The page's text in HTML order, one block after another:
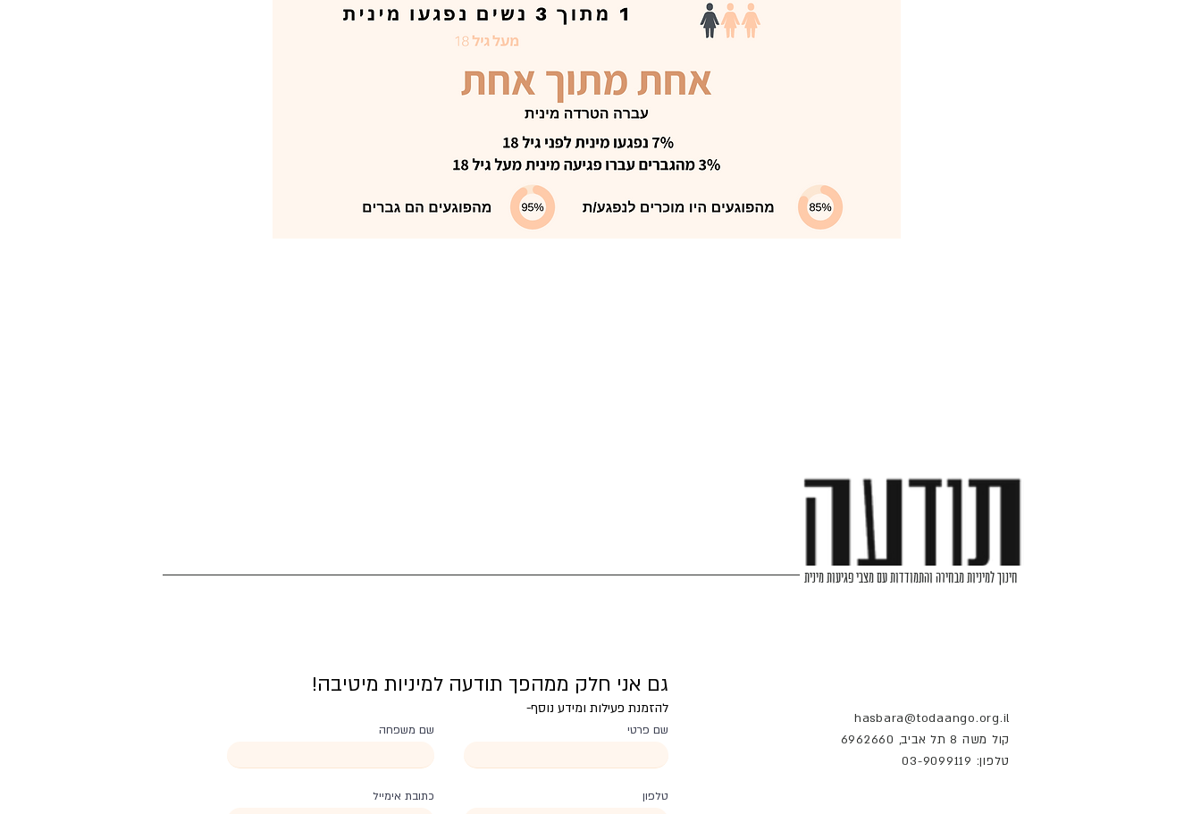
חינוך למיניות מבחירה והתמודדות עם מצבי פגיעות מינית
גם אני חלק ממהפך תודעה למיניות מיטיבה!
להזמנת פעילות ומידע נוסף-
שם משפחה
כתובת אימייל
שם פרטי
טלפון
hasbara@todaango.org.il
קול משה 8 תל אביב, 6962660
טלפון: 03-9099119